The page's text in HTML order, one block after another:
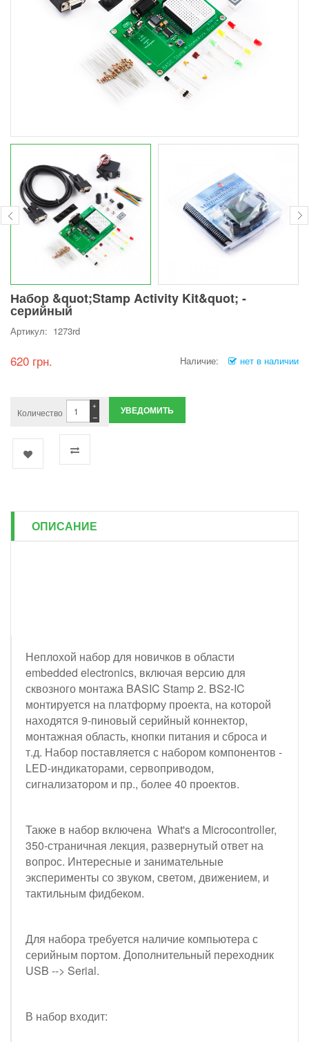
Набор &quot;Stamp Activity Kit&quot; -
серийный
Артикул: 1273rd
620 грн. Наличие: нет в наличии
Количество −
+ УВЕДОМИТЬ
ОПИСАНИЕ
Неплохой набор для новичков в области
embedded electronics, включая версию для
сквозного монтажа BASIC Stamp 2. BS2-IC
монтируется на платформу проекта, на которой
находятся 9-пиновый серийный коннектор,
монтажная область, кнопки питания и сброса и
т.д. Набор поставляется с набором компонентов -
LED-индикаторами, сервоприводом,
сигнализатором и пр., более 40 проектов.
Также в набор включена What's a Microcontroller,
350-страничная лекция, развернутый ответ на
вопрос. Интересные и занимательные
эксперименты со звуком, светом, движением, и
тактильным фидбеком.
Для набора требуется наличие компьютера с
серийным портом. Дополнительный переходник
USB --> Serial.
В набор входит: